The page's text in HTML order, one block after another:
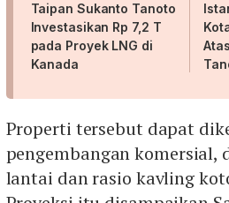
Taipan Sukanto Tanoto
Investasikan Rp 7,2 T
pada Proyek LNG di
Kanada
Properti tersebut dapat
pengembangan komersial,
lantai dan rasio kavling